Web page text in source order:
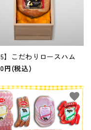
】こだわりロースハム
円(税込)
favorite